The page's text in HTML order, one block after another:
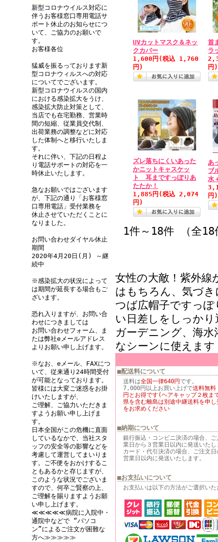
新型コロナウイルス対応に
伴うお客様窓口専用電話サ
ポート休止のお知らせにつ
いて、ご協力のお願いで
す。
お客様各位
猛威を振るっております新
型コロナウィルスへの対応
についてでございます。
新型コロナウイルスの国内
における感染拡大をうけ、
感染拡大防止対策として、
当店でも在宅勤務、営業時
間の短縮、従業員交代制、
出荷業務の調整などに対応
した体制へと移行いたしま
す。
それに伴い、下記の日程よ
り電話サポートの対応を一
時休止いたします。
急なお願いではございます
が、下記の通り「お客様窓
口専用電話」受付業務を
休止させていただくことに
なりました。
お問い合わせダイヤル休止
期間
2020年4月20日(月) ～継
続中
※感染拡大の状況によって
は期間が延長する場合もご
ざいます。
恐れ入りますが、お問い合
わせにつきましては
お問い合わせフォーム、ま
たは弊社eメールアドレス
よりお願い申し上げます。
※なお、eメール、FAXにつ
いて、従来通り24時間受付
が可能となっております。
皆様には大変ご迷惑をお掛
けいたしますが、
ご理解、ご協力いただきま
すようお願い申し上げま
す。
日本全国がこの危機に直面
しているなかで、当社スタ
ッフの安全等の影響などを
考慮して運営してまいりま
す。ご不便をおかけするこ
ともあるかと存じますが、
このような状況でございま
すので、何卒ご賢察の上、
ご理解を賜りますようお願
い申し上げます。
≪≪≪≪≪病院に入院中・
通院中などで “パソコ
ン”によるご注文が困難な
方へ≫≫≫≫≫
UVカットマスク＆ネッ
クカバー
1,600円 (税込 1,760
円)
首
ラ
円)
ズレ落ちにくいあった
かニットキャスケッ
ト 耳まですっぽりあ
たたか！
1,885円 (税込 2,074
円)
あ
ブ
水
円)
1件～18件 （全18
女性の大敵！紫外線
はもちろん、気づ
つば広帽子ですっ
い日差しをしっか
ガーデニング、海
なシーンに使えます
■配送料について
送料は全国一律640円です。
7,000円以上お買い上げで送料無料
円とお得です(ヘアキャップ２枚ま
県を含む離島は別途中継送料を申
をお求めください
■納期について
銀行振込・コンビニ決済の場合、
業日から３営業日以内に発送いたし
カード・代引決済の場合、ご注文
営業日以内に発送いたします。
■お支払いについて
お支払いは以下の方法がご選択い